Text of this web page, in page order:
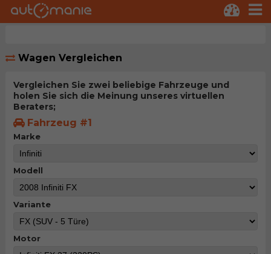
Wagen Vergleichen
Vergleichen Sie zwei beliebige Fahrzeuge und
holen Sie sich die Meinung unseres virtuellen
Beraters;
Fahrzeug #1
Marke
Modell
Variante
Motor